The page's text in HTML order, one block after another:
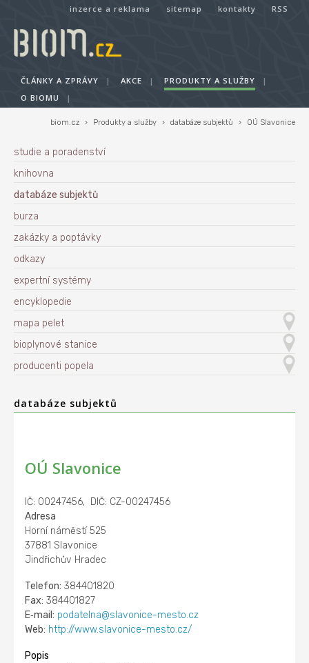
inzerce a reklama sitemap kontakty RSS
ČLÁNKY A ZPRÁVY | AKCE | PRODUKTY A SLUŽBY
|
O BIOMU
|
biom.cz › Produkty a služby › databáze subjektů › OÚ Slavonice
studie a poradenství
knihovna
databáze subjektů
burza
zakázky a poptávky
odkazy
expertní systémy
encyklopedie
mapa pelet
bioplynové stanice
producenti popela
databáze subjektů
OÚ Slavonice
IČ: 00247456, DIČ: CZ-00247456
Adresa
Horní náměstí 525
37881 Slavonice
Jindřichův Hradec
Telefon: 384401820
Fax: 384401827
E‑mail: podatelna@slavonice-mesto.cz
Web: http://www.slavonice-mesto.cz/
Popis